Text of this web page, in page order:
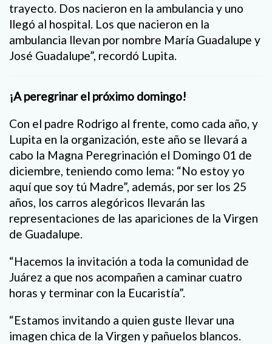
trayecto. Dos nacieron en la ambulancia y uno
llegó al hospital. Los que nacieron en la
ambulancia llevan por nombre María Guadalupe y
José Guadalupe”, recordó Lupita.
¡A peregrinar el próximo domingo!
Con el padre Rodrigo al frente, como cada año, y
Lupita en la organización, este año se llevará a
cabo la Magna Peregrinación el Domingo 01 de
diciembre, teniendo como lema: “No estoy yo
aquí que soy tú Madre”, además, por ser los 25
años, los carros alegóricos llevarán las
representaciones de las apariciones de la Virgen
de Guadalupe.
“Hacemos la invitación a toda la comunidad de
Juárez a que nos acompañen a caminar cuatro
horas y terminar con la Eucaristía”.
“Estamos invitando a quien guste llevar una
imagen chica de la Virgen y pañuelos blancos.